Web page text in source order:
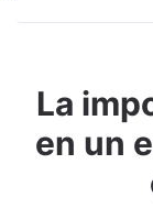
La
en un